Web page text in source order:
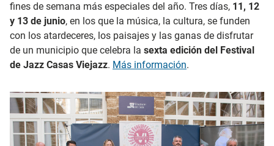
fines de semana más especiales del año. Tres días, 11, 12
y 13 de junio, en los que la música, la cultura, se funden
con los atardeceres, los paisajes y las ganas de disfrutar
de un municipio que celebra la sexta edición del Festival
de Jazz Casas Viejazz. Más información.